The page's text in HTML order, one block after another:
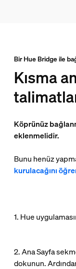
Bir Hue Bridge ile
Kısma
Köprünüz
eklenmelidir.
Bunu henüz
kurulacağını
1. Hue
2. Ana Sayfa
dokunun.